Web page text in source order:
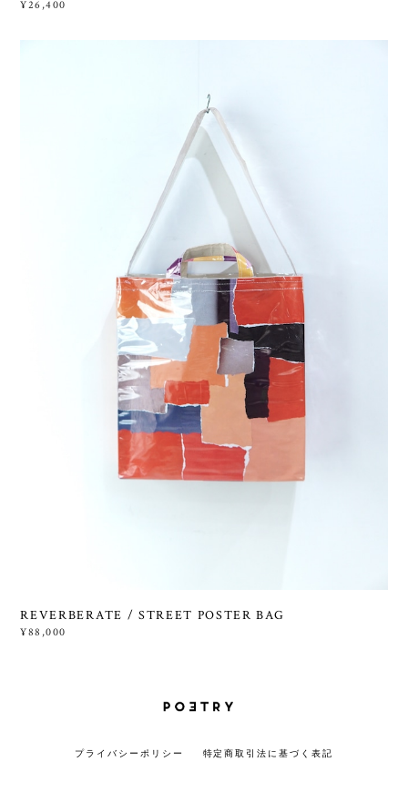
¥26,400
REVERBERATE / STREET POSTER BAG
¥88,000
プライバシーポリシー 特定商取引法に基づく表記